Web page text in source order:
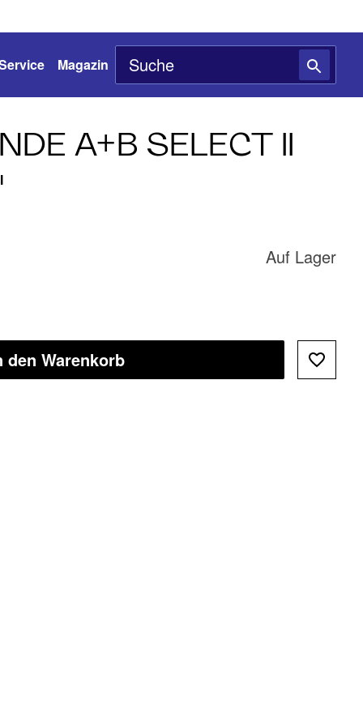
Magazin
A+B SELECT II
Auf Lager
den Warenkorb